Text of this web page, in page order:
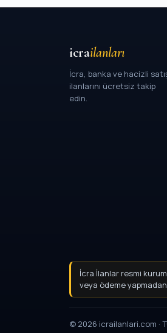
icrailanları
İcra, banka ve hacizli
ilanlarını ücretsiz takip
edin.
İcra İlanlar resmi
veya ödeme
© 2026 icrailanlari.com ·